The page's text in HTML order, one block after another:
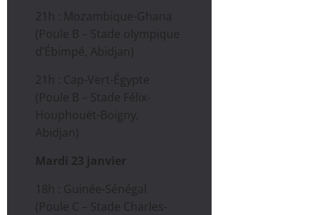
21h : Mozambique-Ghana
(Poule B – Stade olympique
d’Ébimpé, Abidjan)
21h : Cap-Vert-Égypte
(Poule B – Stade Félix-
Houphouët-Boigny,
Abidjan)
Mardi 23 janvier
18h : Guinée-Sénégal
(Poule C – Stade Charles-